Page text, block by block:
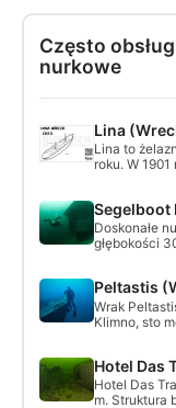
Często
nurkowe
Lina
Lina to
roku. W 1901
pracował
gdzie bardzo
Segelboot
Doskonałe
głębokości
wrak łodzi
17 metrach
Peltastis
Wrak
Klimno, sto
Hotel Das
Hotel Das
m. Struktura